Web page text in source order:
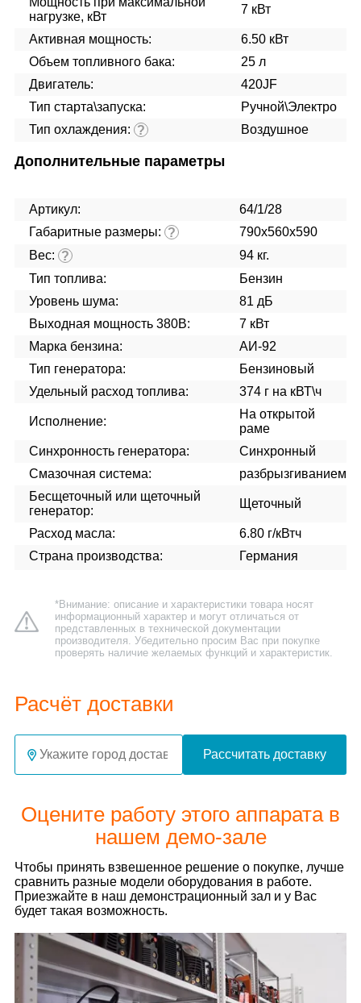
нагрузке, кВт
7 кВт
Активная мощность:
6.50 кВт
Объем топливного бака:
25 л
Двигатель:
420JF
Тип старта\запуска:
Ручной\Электро
Тип охлаждения: ? Воздушное
Дополнительные параметры
Артикул:
64/1/28
Габаритные размеры: ?
790х560х590
Вес: ?
94 кг.
Тип топлива:
Бензин
Уровень шума:
81 дБ
Выходная мощность 380В:
7 кВт
Марка бензина:
АИ-92
Тип генератора:
Бензиновый
Удельный расход топлива:
374 г на кВТ\ч
Исполнение:
На открытой
раме
Синхронность генератора:
Синхронный
Смазочная система:
разбрызгиванием
Бесщеточный или щеточный
генератор:
Щеточный
Расход масла:
6.80 г/кВтч
Страна производства:
Германия
*Внимание: описание и характеристики товара носят
информационный характер и могут отличаться от
представленных в технической документации
производителя. Убедительно просим Вас при покупке
проверять наличие желаемых функций и характеристик.
Расчёт доставки
Рассчитать доставку
Оцените работу этого аппарата в
нашем демо-зале
Чтобы принять взвешенное решение о покупке, лучше
сравнить разные модели оборудования в работе.
Приезжайте в наш демонстрационный зал и у Вас
будет такая возможность.